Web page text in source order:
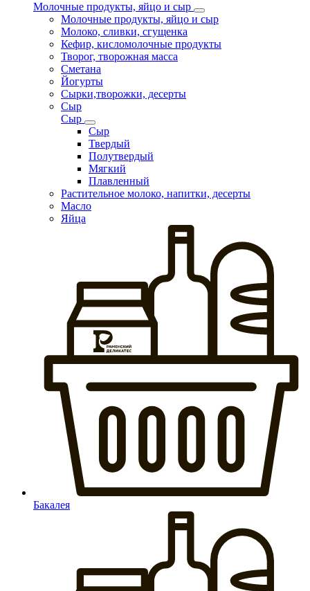
Молочные продукты, яйцо и сыр
Молочные продукты, яйцо и сыр
Молоко, сливки, сгущенка
Кефир, кисломолочные продукты
Творог, творожная масса
Сметана
Йогурты
Сырки,творожки, десерты
Сыр
Сыр
Сыр
Твердый
Полутвердый
Мягкий
Плавленный
Растительное молоко, напитки, десерты
Масло
Яйца
Бакалея